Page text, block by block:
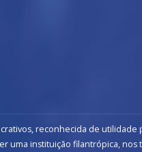
reconhecida de
uma instituição filantrópica,